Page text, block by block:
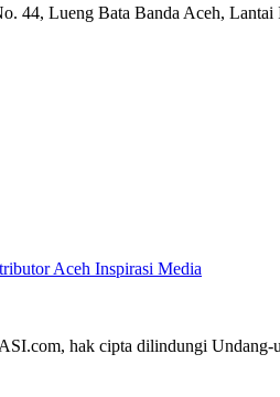
44, Lueng Bata Banda Aceh, Lantai
Aceh Inspirasi Media
hak cipta dilindungi Undang-